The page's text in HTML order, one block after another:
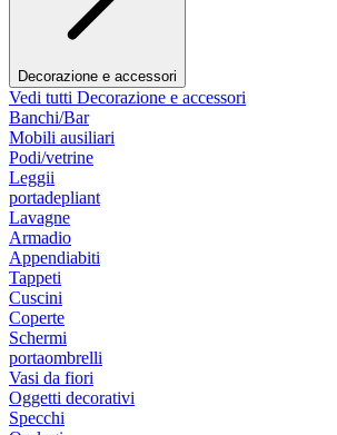
Decorazione e accessori
Vedi tutti Decorazione e accessori
Banchi/Bar
Mobili ausiliari
Podi/vetrine
Leggii
portadepliant
Lavagne
Armadio
Appendiabiti
Tappeti
Cuscini
Coperte
Schermi
portaombrelli
Vasi da fiori
Oggetti decorativi
Specchi